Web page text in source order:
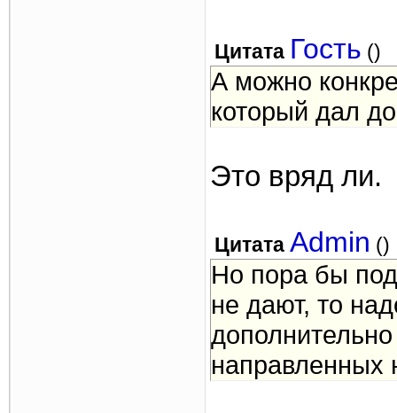
Цитата Гость ()
А можно
который дал
Это вряд ли.
Цитата Admin ()
Но пора бы
не дают, то
направленных